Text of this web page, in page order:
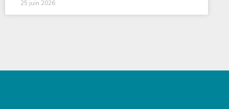
25 juin 2026